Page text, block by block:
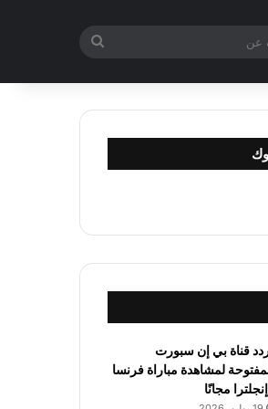
قناة بي إن سبورت
لمشاهدة مباراة فرنسا
مجانًا